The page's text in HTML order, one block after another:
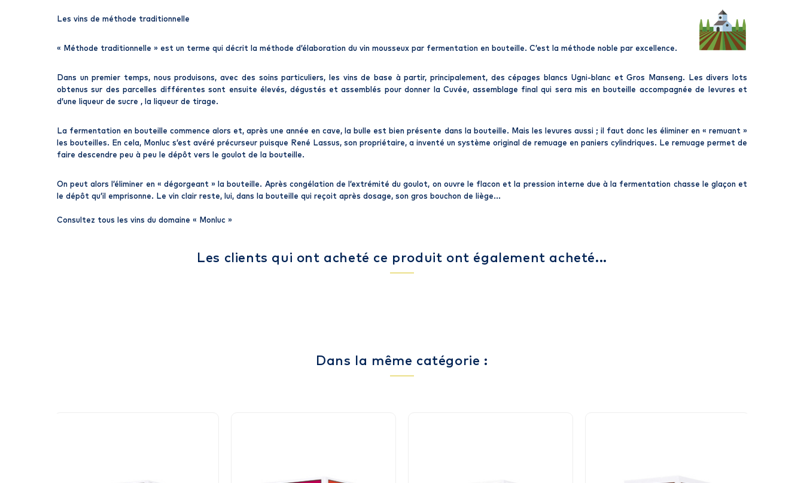
Les vins de méthode traditionnelle
« Méthode traditionnelle » est un terme qui décrit la méthode d’élaboration du vin mousseux par fermentation en bouteille. C’est la méthode noble par excellence.
Dans un premier temps, nous produisons, avec des soins particuliers, les vins de base à partir, principalement, des cépages blancs Ugni-blanc et Gros Manseng. Les divers lots
obtenus sur des parcelles différentes sont ensuite élevés, dégustés et assemblés pour donner la Cuvée, assemblage final qui sera mis en bouteille accompagnée de levures et
d’une liqueur de sucre , la liqueur de tirage.
La fermentation en bouteille commence alors et, après une année en cave, la bulle est bien présente dans la bouteille. Mais les levures aussi ; il faut donc les éliminer en « remuant »
les bouteilles. En cela, Monluc s’est avéré précurseur puisque René Lassus, son propriétaire, a inventé un système original de remuage en paniers cylindriques. Le remuage permet de
faire descendre peu à peu le dépôt vers le goulot de la bouteille.
On peut alors l’éliminer en « dégorgeant » la bouteille. Après congélation de l’extrémité du goulot, on ouvre le flacon et la pression interne due à la fermentation chasse le glaçon et
le dépôt qu’il emprisonne. Le vin clair reste, lui, dans la bouteille qui reçoit après dosage, son gros bouchon de liège...
Consultez tous les vins du domaine « Monluc »
Les clients qui ont acheté ce produit ont également acheté...
Dans la même catégorie :